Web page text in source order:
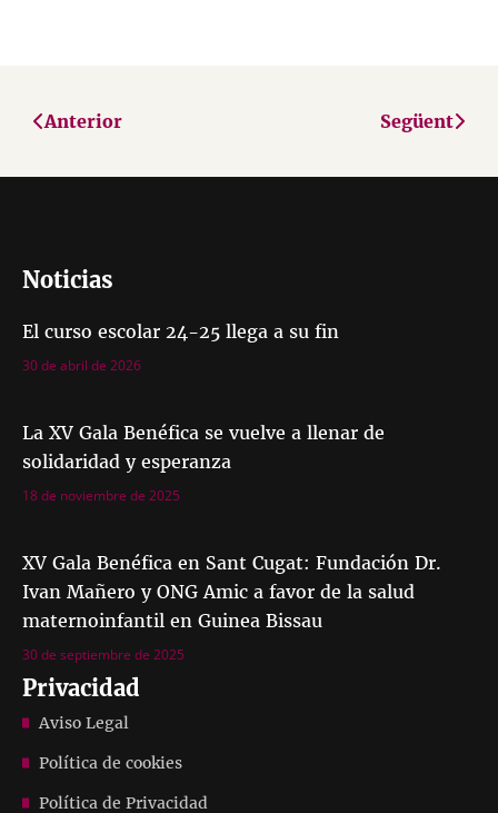
Anterior Següent
Noticias
El curso escolar 24-25 llega a su fin
30 de abril de 2026
La XV Gala Benéfica se vuelve a llenar de
solidaridad y esperanza
18 de noviembre de 2025
XV Gala Benéfica en Sant Cugat: Fundación Dr.
Ivan Mañero y ONG Amic a favor de la salud
maternoinfantil en Guinea Bissau
30 de septiembre de 2025
Privacidad
Aviso Legal
Política de cookies
Política de Privacidad